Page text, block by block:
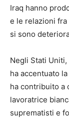
Iraq hanno
e le relazioni fra
si sono
Negli Stati
ha accentuato
ha contribuito a
lavoratrice
suprematisti e